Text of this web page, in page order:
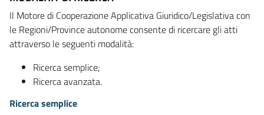
Il Motore di Cooperazione Applicativa Giuridico/Legislativa con
le Regioni/Province autonome consente di ricercare gli atti
attraverso le seguenti modalità:
Ricerca semplice;
Ricerca avanzata.
Ricerca semplice